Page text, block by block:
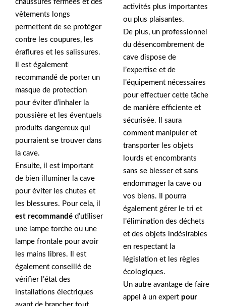
chaussures fermées et des
vêtements longs
permettent de se protéger
contre les coupures, les
éraflures et les salissures.
Il est également
recommandé de porter un
masque de protection
pour éviter d’inhaler la
poussière et les éventuels
produits dangereux qui
pourraient se trouver dans
la cave.
Ensuite, il est important
de bien illuminer la cave
pour éviter les chutes et
les blessures. Pour cela, il
est recommandé d’utiliser
une lampe torche ou une
lampe frontale pour avoir
les mains libres. Il est
également conseillé de
vérifier l’état des
installations électriques
activités plus importantes
ou plus plaisantes.
De plus, un professionnel
du désencombrement de
cave dispose de
l’expertise et de
l’équipement nécessaires
pour effectuer cette tâche
de manière efficiente et
sécurisée. Il saura
comment manipuler et
transporter les objets
lourds et encombrants
sans se blesser et sans
endommager la cave ou
vos biens. Il pourra
également gérer le tri et
l’élimination des déchets
et des objets indésirables
en respectant la
législation et les règles
écologiques.
Un autre avantage de faire
appel à un expert pour